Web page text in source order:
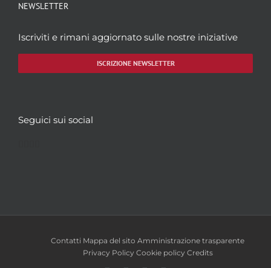
NEWSLETTER
Iscriviti e rimani aggiornato sulle nostre iniziative
ISCRIZIONE NEWSLETTER
Seguici sui social
Contatti Mappa del sito Amministrazione trasparente
Privacy Policy Cookie policy Credits